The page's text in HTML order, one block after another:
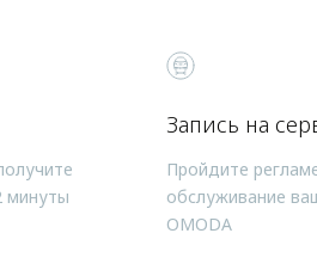
минуты
Запись на
Пройдите
обслуживание
OMODA